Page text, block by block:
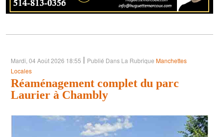
TENDANCES
ENVIRONNEMENT
ÉCONOMIE
Mardi, 04 Août 2026 18:55 | Publié Dans La Rubrique Manchettes
Locales
Réaménagement complet du parc
Laurier à Chambly